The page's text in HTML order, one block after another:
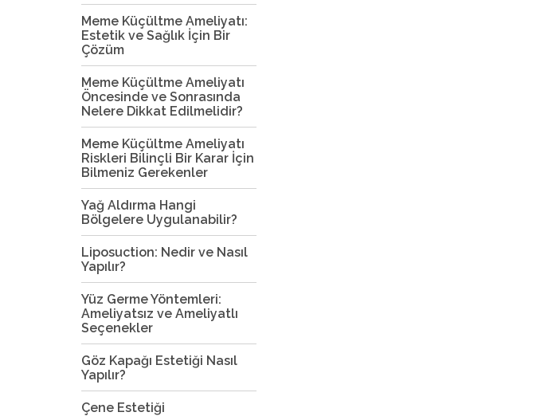
Meme Küçültme Ameliyatı:
Estetik ve Sağlık İçin Bir
Çözüm
Meme Küçültme Ameliyatı
Öncesinde ve Sonrasında
Nelere Dikkat Edilmelidir?
Meme Küçültme Ameliyatı
Riskleri Bilinçli Bir Karar İçin
Bilmeniz Gerekenler
Yağ Aldırma Hangi
Bölgelere Uygulanabilir?
Liposuction: Nedir ve Nasıl
Yapılır?
Yüz Germe Yöntemleri:
Ameliyatsız ve Ameliyatlı
Seçenekler
Göz Kapağı Estetiği Nasıl
Yapılır?
Çene Estetiği